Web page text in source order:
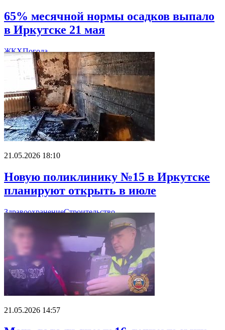
65% месячной нормы осадков выпало
в Иркутске 21 мая
ЖКХПогода
21.05.2026 18:10
Новую поликлинику №15 в Иркутске
планируют открыть в июле
ЗдравоохранениеСтроительство
21.05.2026 14:57